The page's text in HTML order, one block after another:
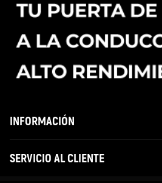
INFORMACIÓN
SERVICIO AL CLIENTE